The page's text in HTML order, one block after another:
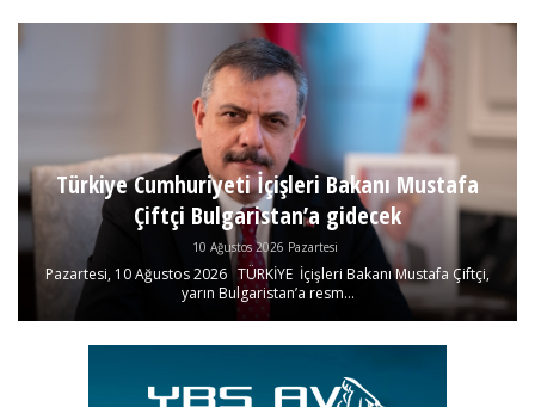
Türkiye Cumhuriyeti İçişleri Bakanı Mustafa
Çiftçi Bulgaristan’a gidecek
10 Ağustos 2026 Pazartesi
Pazartesi, 10 Ağustos 2026 TÜRKİYE İçişleri Bakanı Mustafa Çiftçi,
yarın Bulgaristan’a resm...